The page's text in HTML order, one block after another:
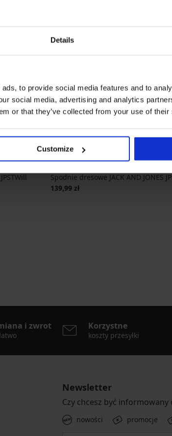
Details
to provide social media features and to
social media, advertising and analytics
or that they’ve collected from your use of
Customize
Spodnie dresowe JACK AND JONES
139,99 zł
i zwrot Korzystne
koszty przesyłki
Newsletter
Czy chcesz być informowany
nowości promocje